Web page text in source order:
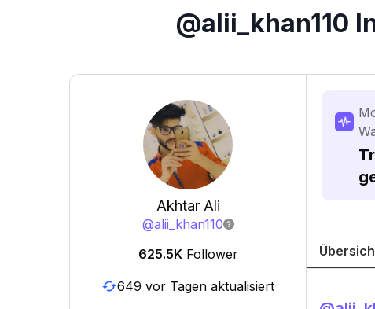
@alii_khan110
Akhtar Ali
@alii_khan110
625.5K Follower
649 vor Tagen aktualisiert